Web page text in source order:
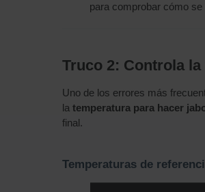
para comprobar cómo
Truco 2: Controla
Uno de los errores más
la temperatura para hacer
final.
Temperaturas de